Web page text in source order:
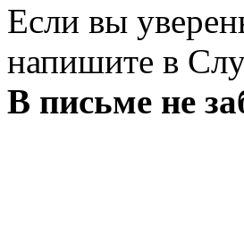
Если вы
напишите в
В письме не